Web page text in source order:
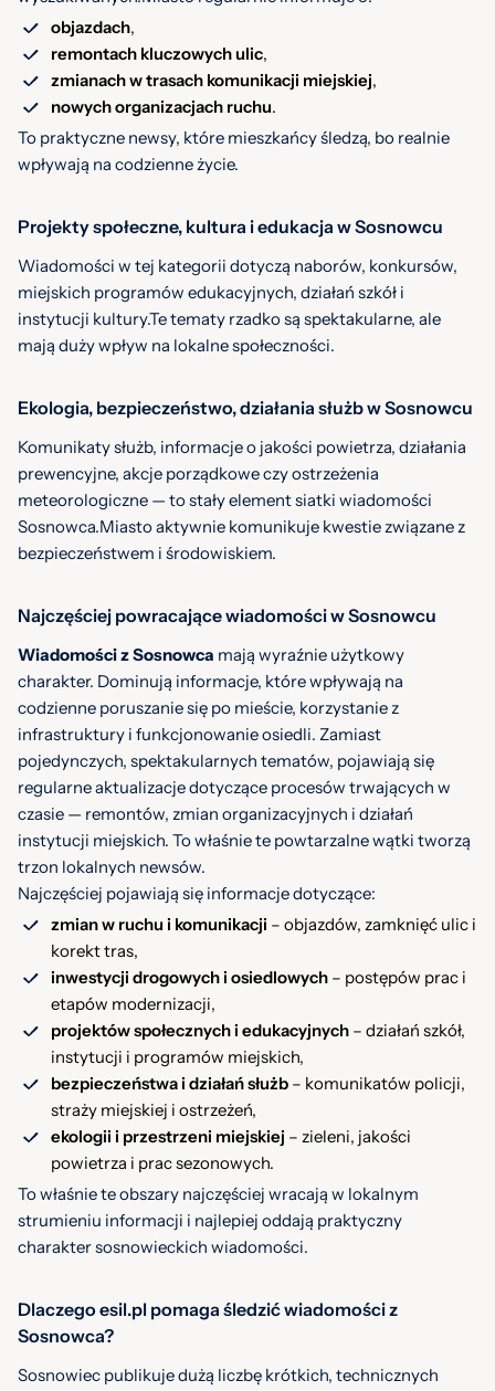
objazdach,
remontach kluczowych ulic,
zmianachw trasach komunikacji miejskiej,
nowych organizacjach ruchu.
To praktyczne newsy, które mieszkańcy śledzą, bo realnie
wpływają na codzienne życie.
Projekty społeczne, kultura i edukacja w Sosnowcu
Wiadomości w tej kategorii dotyczą naborów, konkursów,
miejskich programów edukacyjnych, działań szkół i
instytucji kultury.Te tematy rzadko są spektakularne, ale
mają duży wpływ na lokalne społeczności.
Ekologia, bezpieczeństwo, działania służb w Sosnowcu
Komunikaty służb, informacje o jakości powietrza, działania
prewencyjne, akcje porządkowe czy ostrzeżenia
meteorologiczne — to stały element siatki wiadomości
Sosnowca.Miasto aktywnie komunikuje kwestie związane z
bezpieczeństwem i środowiskiem.
Najczęściej powracające wiadomości w Sosnowcu
Wiadomości z Sosnowca mają wyraźnie użytkowy
charakter. Dominują informacje, które wpływają na
codzienne poruszanie się po mieście, korzystanie z
infrastruktury i funkcjonowanie osiedli. Zamiast
pojedynczych, spektakularnych tematów, pojawiają się
regularne aktualizacje dotyczące procesów trwających w
czasie — remontów, zmian organizacyjnych i działań
instytucji miejskich. To właśnie te powtarzalne wątki tworzą
trzon lokalnych newsów.
Najczęściej pojawiają się informacje dotyczące:
zmian w ruchu i komunikacji – objazdów, zamknięć ulic i
korekt tras,
inwestycji drogowych i osiedlowych – postępów prac i
etapów modernizacji,
projektów społecznych i edukacyjnych – działań szkół,
instytucji i programów miejskich,
bezpieczeństwa i działań służb – komunikatów policji,
straży miejskiej i ostrzeżeń,
ekologii i przestrzeni miejskiej – zieleni, jakości
powietrza i prac sezonowych.
To właśnie te obszary najczęściej wracają w lokalnym
strumieniu informacji i najlepiej oddają praktyczny
charakter sosnowieckich wiadomości.
Dlaczego esil.pl pomaga śledzić wiadomości z
Sosnowca?
Sosnowiec publikuje dużą liczbę krótkich, technicznych